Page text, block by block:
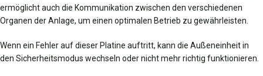
ermöglicht auch die Kommunikation zwischen den verschiedenen
Organen der Anlage, um einen optimalen Betrieb zu gewährleisten.
Wenn ein Fehler auf dieser Platine auftritt, kann die Außeneinheit in
den Sicherheitsmodus wechseln oder nicht mehr richtig funktionieren.